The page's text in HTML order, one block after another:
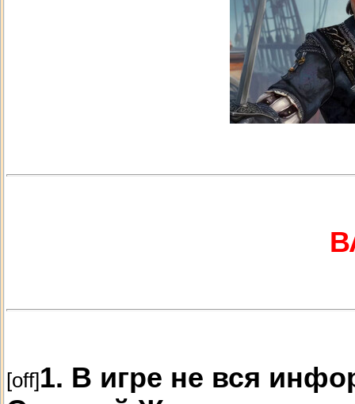
[off]1. В игре не вся